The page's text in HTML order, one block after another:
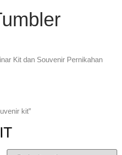
Kit dan Souvenir Pernikahan
kit”